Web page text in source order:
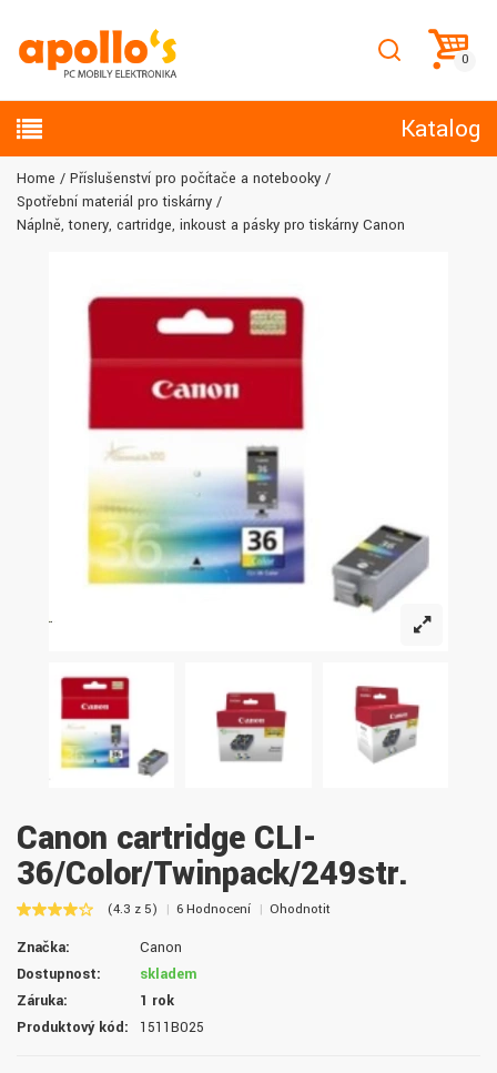
Katalog
Home
Příslušenství pro počítače a notebooky
Spotřební materiál pro tiskárny
Náplně, tonery, cartridge, inkoust a pásky pro tiskárny Canon
Canon cartridge CLI-
36/Color/Twinpack/249str.
(4.3 z 5) 6 Hodnocení Ohodnotit
Značka:
Canon
Dostupnost:
skladem
Záruka:
1 rok
Produktový kód:
1511B025